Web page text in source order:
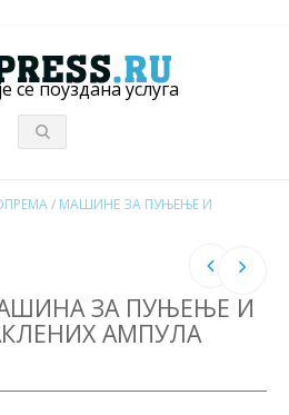
се поуздана услуга
/ МАШИНЕ ЗА ПУЊЕЊЕ И
ЗА ПУЊЕЊЕ И
АМПУЛА